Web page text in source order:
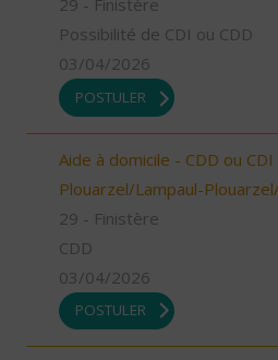
29 - Finistère
Possibilité de CDI ou CDD
03/04/2026
POSTULER
Aide à domicile - CDD ou CDI
Plouarzel/Lampaul-
29 - Finistère
CDD
03/04/2026
POSTULER